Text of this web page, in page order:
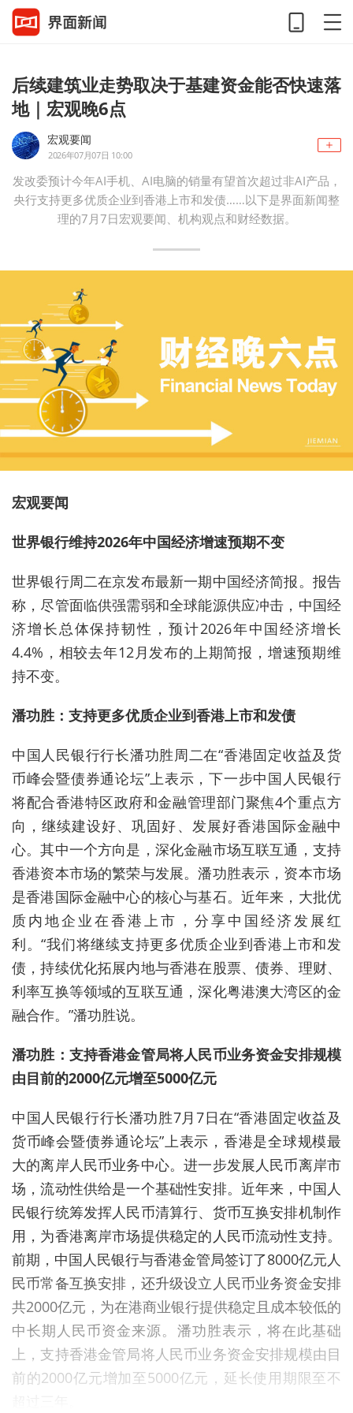
后续建筑业走势取决于基建资金能否快速落
地｜宏观晚6点
宏观要闻
2026年07月07日 10:00
发改委预计今年AI手机、AI电脑的销量有望首次超过非AI产品，
央行支持更多优质企业到香港上市和发债……以下是界面新闻整
理的7月7日宏观要闻、机构观点和财经数据。
宏观要闻
世界银行维持2026年中国经济增速预期不变
世界银行周二在京发布最新一期中国经济简报。报告
称，尽管面临供强需弱和全球能源供应冲击，中国经
济增长总体保持韧性，预计2026年中国经济增长
4.4%，相较去年12月发布的上期简报，增速预期维
持不变。
潘功胜：支持更多优质企业到香港上市和发债
中国人民银行行长潘功胜周二在“香港固定收益及货
币峰会暨债券通论坛”上表示，下一步中国人民银行
将配合香港特区政府和金融管理部门聚焦4个重点方
向，继续建设好、巩固好、发展好香港国际金融中
心。其中一个方向是，深化金融市场互联互通，支持
香港资本市场的繁荣与发展。潘功胜表示，资本市场
是香港国际金融中心的核心与基石。近年来，大批优
质内地企业在香港上市，分享中国经济发展红
利。“我们将继续支持更多优质企业到香港上市和发
债，持续优化拓展内地与香港在股票、债券、理财、
利率互换等领域的互联互通，深化粤港澳大湾区的金
融合作。”潘功胜说。
潘功胜：支持香港金管局将人民币业务资金安排规模
由目前的2000亿元增至5000亿元
中国人民银行行长潘功胜7月7日在“香港固定收益及
货币峰会暨债券通论坛”上表示，香港是全球规模最
大的离岸人民币业务中心。进一步发展人民币离岸市
场，流动性供给是一个基础性安排。近年来，中国人
民银行统筹发挥人民币清算行、货币互换安排机制作
用，为香港离岸市场提供稳定的人民币流动性支持。
前期，中国人民银行与香港金管局签订了8000亿元人
民币常备互换安排，还升级设立人民币业务资金安排
共2000亿元，为在港商业银行提供稳定且成本较低的
中长期人民币资金来源。潘功胜表示，将在此基础
上，支持香港金管局将人民币业务资金安排规模由目
前的2000亿元增加至5000亿元，延长使用期限至不